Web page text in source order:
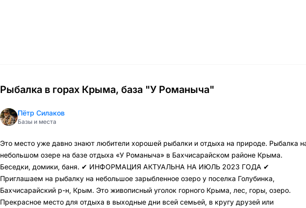
Рыбалка в горах Крыма, база "У Романыча"
Пётр Силаков
Базы и места
Это место уже давно знают любители хорошей рыбалки и отдыха на природе. Рыбалка
небольшом озере на базе отдыха «У Романыча» в Бахчисарайском районе Крыма.
Беседки, домики, баня. ✔ ИНФОРМАЦИЯ АКТУАЛЬНА НА ИЮЛЬ 2023 ГОДА ✔
Приглашаем на рыбалку на небольшое зарыбленное озеро у поселка Голубинка,
Бахчисарайский р-н, Крым. Это живописный уголок горного Крыма, лес, горы, озеро.
Прекрасное место для отдыха в выходные дни всей семьей, в кругу друзей или